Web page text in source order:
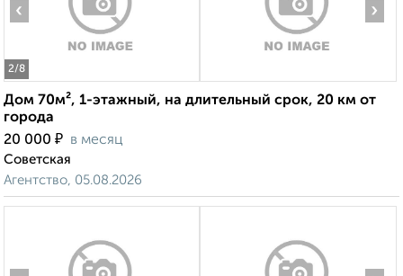
2/8
‹ ›
Дом 70м², 1-этажный, на длительный срок, 20 км от
города
20 000 ₽ в месяц
Советская
Агентство, 05.08.2026